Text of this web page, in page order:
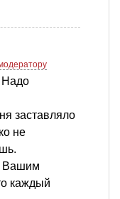
Надо
заставляло
не
Вашим
каждый